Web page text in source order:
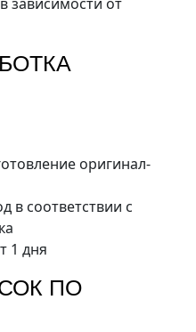
оригинал-
в соответствии с
1 дня
ПО